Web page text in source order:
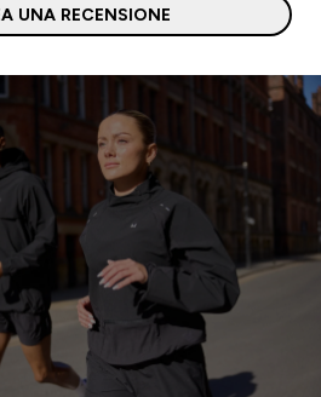
scelta intelligente. Fa il
lavoro senza fronzoli.
UNA RECENSIONE